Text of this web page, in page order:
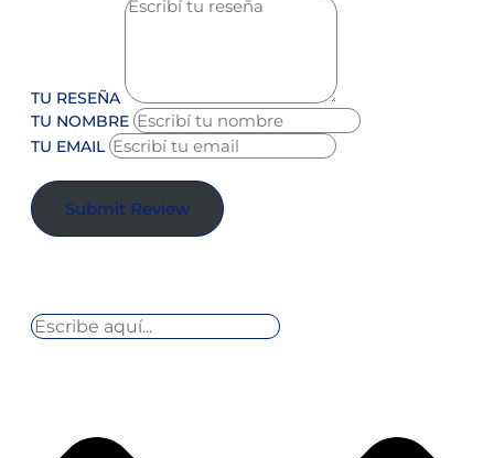
TU RESEÑA
TU NOMBRE
TU EMAIL
Submit Review